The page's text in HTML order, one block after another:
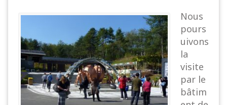
Nous
pours
uivons
la
visite
par le
bâtim